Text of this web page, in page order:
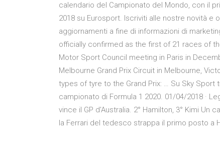
calendario del Campionato del Mondo, con il
2018 su Eurosport. Iscriviti alle nostre novità
aggiornamenti a fine di informazioni di
officially confirmed as the first of 21 races of
Motor Sport Council meeting in Paris in
Melbourne Grand Prix Circuit in Melbourne,
types of tyre to the Grand Prix: … Su Sky Sport
campionato di Formula 1 2020. 01/04/2018 ·
vince il GP d'Australia. 2° Hamilton, 3° Kimi
la Ferrari del tedesco strappa il primo posto a